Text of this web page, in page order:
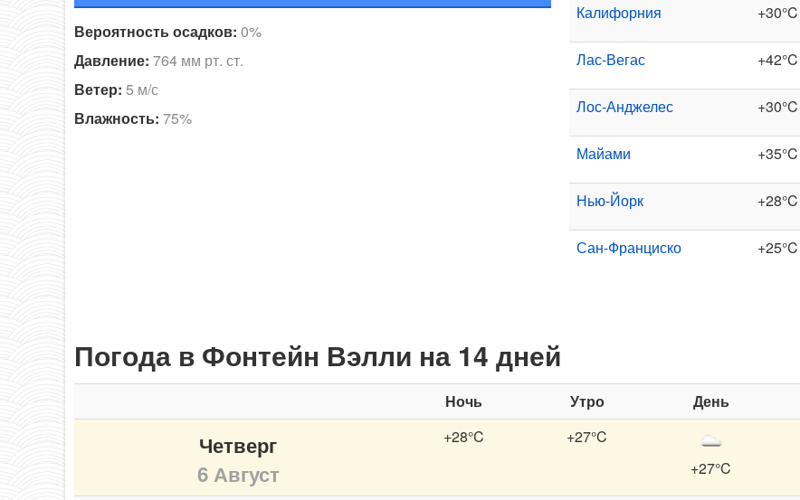
Вероятность осадков: 0%
Давление: 764 мм рт. ст.
Ветер: 5 м/с
Влажность: 75%
Калифорния +30°C
Лас-Вегас +42°C
Лос-Анджелес +30°C
Майами +35°C
Нью-Йорк +28°C
Сан-Франциско +25°C
Погода в Фонтейн Вэлли на 14 дней
Ночь Утро День
Четверг
6 Август
+28°C
+27°C
+27°C